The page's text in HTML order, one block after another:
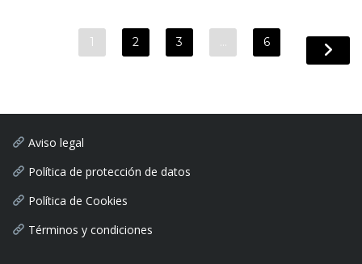
1 2 3 … 6
Aviso legal
Política de protección de datos
Política de Cookies
Términos y condiciones